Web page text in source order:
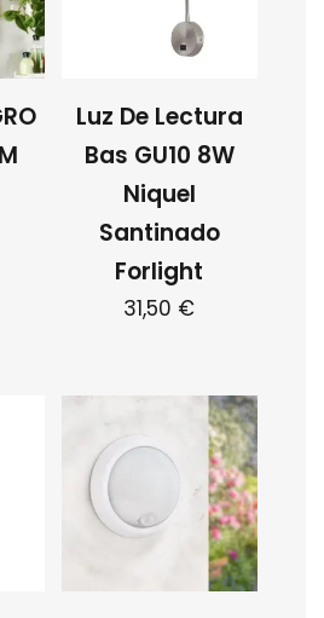
Luz De Lectura
Bas GU10 8W
Niquel
Santinado
Forlight
31,50 €